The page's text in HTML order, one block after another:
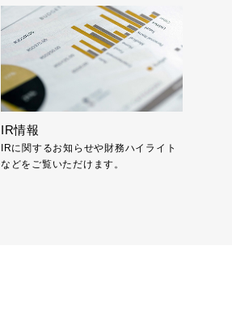
IR情報
IRに関するお知らせや財務ハイライト
などをご覧いただけます。